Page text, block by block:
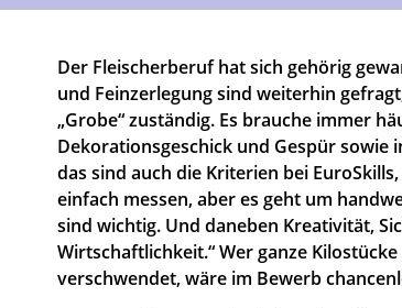
Der Fleischerberuf hat sich gehörig
und Feinzerlegung sind weiterhin
„Grobe“ zuständig. Es brauche immer
Dekorationsgeschick und Gespür
das sind auch die Kriterien bei
einfach messen, aber es geht um
sind wichtig. Und daneben Kreativität,
Wirtschaftlichkeit.“ Wer ganze
verschwendet, wäre im Bewerb